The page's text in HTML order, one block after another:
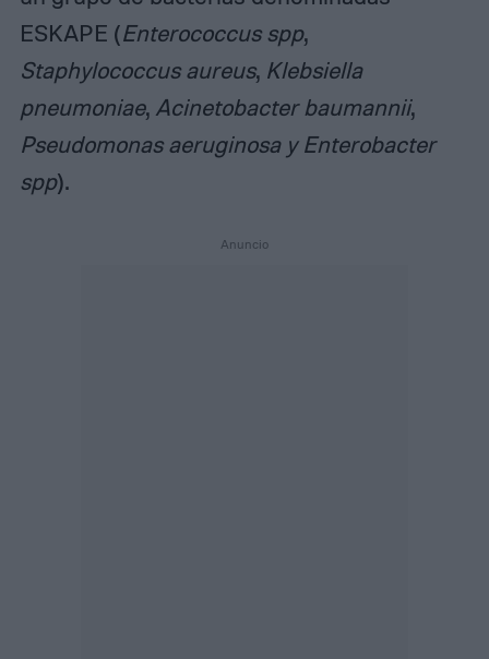
ESKAPE (Enterococcus spp,
Staphylococcus aureus,Klebsiella
pneumoniae,Acinetobacter baumannii,
Pseudomonas aeruginosa y Enterobacter
spp).